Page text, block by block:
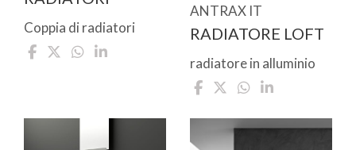
Coppia di radiatori
ANTRAX IT
RADIATORE LOFT
radiatore in alluminio